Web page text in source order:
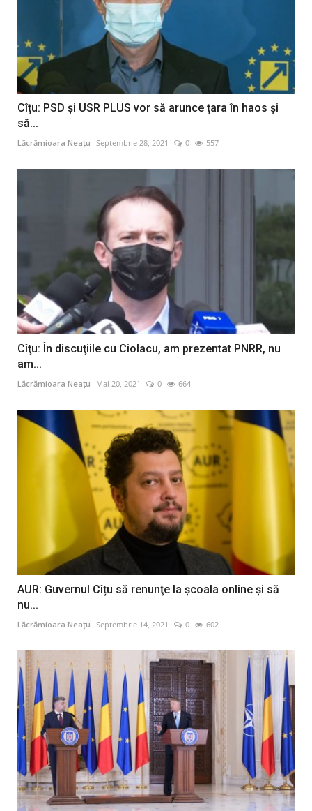
Cîțu: PSD și USR PLUS vor să arunce țara în haos şi
să...
Lăcrămioara Neațu Septembrie 28, 2021 0 557
Cîţu: În discuţiile cu Ciolacu, am prezentat PNRR, nu
am...
Lăcrămioara Neațu Mai 20, 2021 0 664
AUR: Guvernul Cîțu să renunţe la şcoala online și să
nu...
Lăcrămioara Neațu Septembrie 14, 2021 0 602